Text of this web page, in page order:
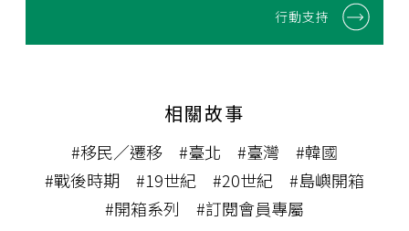
行動支持
相關故事
#移民／遷移 #臺北 #臺灣
#韓國
#戰後時期
#19世紀 #20世紀
#島嶼開箱
#開箱系列
#訂閱會員專屬